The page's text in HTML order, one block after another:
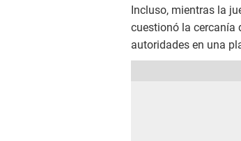
Incluso, mientras la
cuestionó la cercanía
autoridades en una